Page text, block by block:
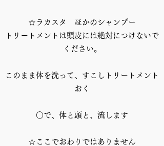
☆ラカスタ ほかのシャンプー
トリートメントは頭皮には絶対につけないで
ください。
このまま体を洗って、すこしトリートメント
おく
○で、体と頭と、流します
☆ここでおわりではありません